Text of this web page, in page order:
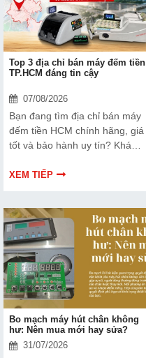
Top 3 địa chỉ bán máy đếm tiền
TP.HCM đáng tin cậy
07/08/2026
Bạn đang tìm địa chỉ bán máy
đếm tiền HCM chính hãng, giá
tốt và bảo hành uy tín? Khám
nhiều doanh nghiệp, cửa hàng
XEM TIẾP
Bo mạch máy hút chân không
hư: Nên mua mới hay sửa?
31/07/2026